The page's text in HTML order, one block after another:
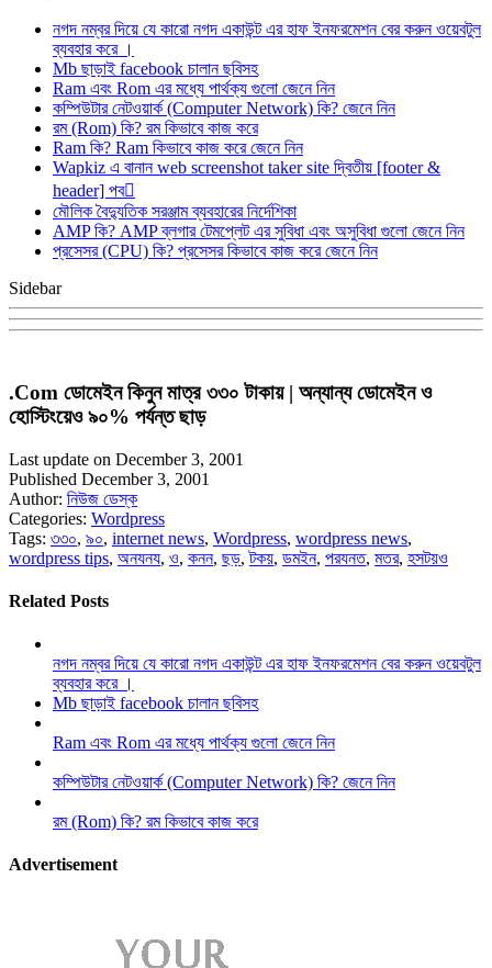
নগদ নম্বর দিয়ে যে কারো নগদ একাউন্ট এর হাফ ইনফরমেশন বের করুন ওয়েবটুল
ব্যবহার করে ।
Mb ছাড়াই facebook চালান ছবিসহ
Ram এবং Rom এর মধ্যে পার্থক্য গুলো জেনে নিন
কম্পিউটার নেটওয়ার্ক (Computer Network) কি? জেনে নিন
রম (Rom) কি? রম কিভাবে কাজ করে
Ram কি? Ram কিভাবে কাজ করে জেনে নিন
Wapkiz এ বানান web screenshot taker site দ্বিতীয় [footer &
header] পব
মৌলিক বৈদ্যুতিক সরঞ্জাম ব্যবহারের নির্দেশিকা
AMP কি? AMP ব্লগার টেমপ্লেট এর সুবিধা এবং অসুবিধা গুলো জেনে নিন
প্রসেসর (CPU) কি? প্রসেসর কিভাবে কাজ করে জেনে নিন
Sidebar
.Com ডোমেইন কিনুন মাত্র ৩৩০ টাকায় | অন্যান্য ডোমেইন ও
হোস্টিংয়েও ৯০% পর্যন্ত ছাড়
Last update on December 3, 2001
Published December 3, 2001
Author: নিউজ ডেস্ক
Categories: Wordpress
Tags: ৩৩০, ৯০, internet news, Wordpress, wordpress news,
wordpress tips, অনযনয, ও, কনন, ছড়,টকয়, ডমইন, পরযনত, মতর, হসটয়ও
Related Posts
নগদ নম্বর দিয়ে যে কারো নগদ একাউন্ট এর হাফ ইনফরমেশন বের করুন ওয়েবটুল
ব্যবহার করে ।
Mb ছাড়াই facebook চালান ছবিসহ
Ram এবং Rom এর মধ্যে পার্থক্য গুলো জেনে নিন
কম্পিউটার নেটওয়ার্ক (Computer Network) কি? জেনে নিন
রম (Rom) কি? রম কিভাবে কাজ করে
Advertisement